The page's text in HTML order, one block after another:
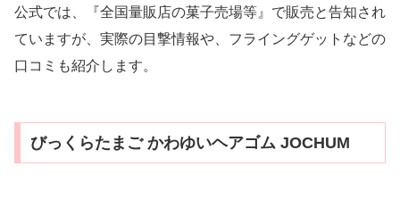
公式では、『全国量販店の菓子売場等』で販売と告知され
ていますが、実際の目撃情報や、フライングゲットなどの
口コミも紹介します。
びっくらたまご かわゆいヘアゴム JOCHUM